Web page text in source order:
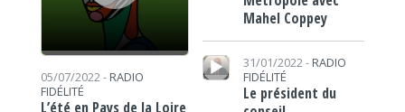
05/07/2022 - RADIO
FIDÉLITÉ
L’été en Pays de la Loire
Mahel Coppey
Lecteur audio
31/01/2022 - RADIO
FIDÉLITÉ
Le président du